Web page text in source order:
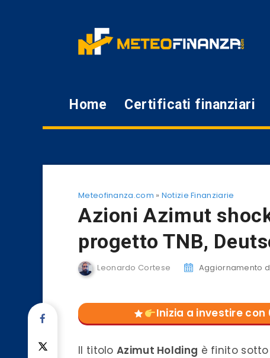
Home Certificati finanziari
Meteofinanza.com » Notizie Finanziarie
Azioni Azimut
progetto TNB,
Leonardo Cortese Aggiornamento
Inizia a investire con
Il titolo Azimut Holding è finito